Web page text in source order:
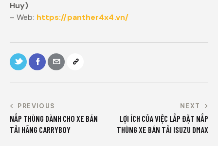
Huy)
– Web: https://panther4x4.vn/
PREVIOUS
NẮP THÙNG DÀNH CHO XE BÁN
TẢI HÃNG CARRYBOY
NEXT
LỢI ÍCH CỦA VIỆC LẮP ĐẶT NẮP
THÙNG XE BÁN TẢI ISUZU DMAX